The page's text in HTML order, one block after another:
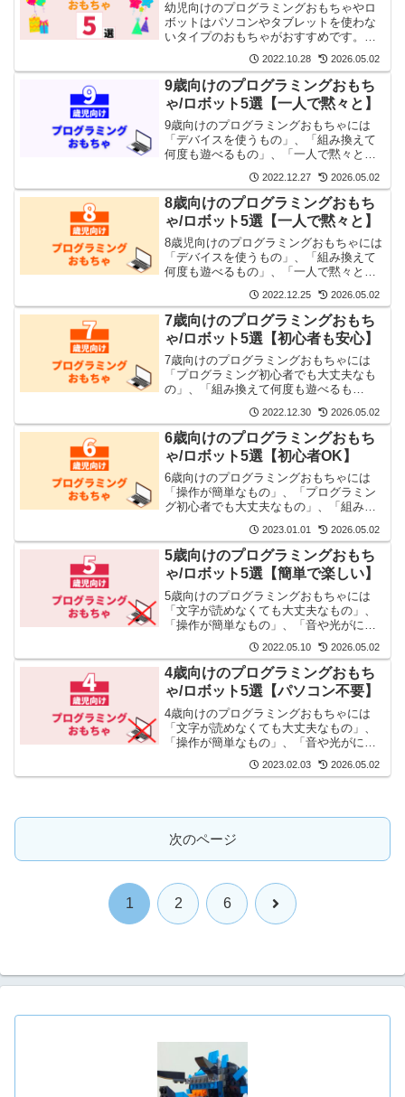
幼児向けのプログラミングおもちゃやロ
ボットはパソコンやタブレットを使わな
いタイプのおもちゃがおすすめです。小
さい頃からプログラミングの感覚を身に
つけておくと将来の役にたちますよ。
2022.10.28 2026.05.02
9歳向けのプログラミングおもち
ゃ/ロボット5選【一人で黙々と】
9歳向けのプログラミングおもちゃには
「デバイスを使うもの」、「組み換えて
何度も遊べるもの」、「一人で黙々と遊
2022.12.27 2026.05.02
8歳向けのプログラミングおもち
ゃ/ロボット5選【一人で黙々と】
8歳児向けのプログラミングおもちゃには
「デバイスを使うもの」、「組み換えて
何度も遊べるもの」、「一人で黙々と遊
2022.12.25 2026.05.02
7歳向けのプログラミングおもち
ゃ/ロボット5選【初心者も安心】
7歳向けのプログラミングおもちゃには
「プログラミング初心者でも大丈夫なも
の」、「組み換えて何度も遊べるも
いです。それらを5つ厳選しました。
2022.12.30 2026.05.02
6歳向けのプログラミングおもち
ゃ/ロボット5選【初心者OK】
6歳向けのプログラミングおもちゃには
「操作が簡単なもの」、「プログラミン
グ初心者でも大丈夫なもの」、「組み換
れらを5つ厳選しました。
2023.01.01 2026.05.02
5歳向けのプログラミングおもち
ゃ/ロボット5選【簡単で楽しい】
5歳向けのプログラミングおもちゃには
「文字が読めなくても大丈夫なもの」、
「操作が簡単なもの」、「音や光がにぎ
2022.05.10 2026.05.02
4歳向けのプログラミングおもち
ゃ/ロボット5選【パソコン不要】
4歳向けのプログラミングおもちゃには
「文字が読めなくても大丈夫なもの」、
「操作が簡単なもの」、「音や光がにぎ
2023.02.03 2026.05.02
次のページ
1 2 6 次